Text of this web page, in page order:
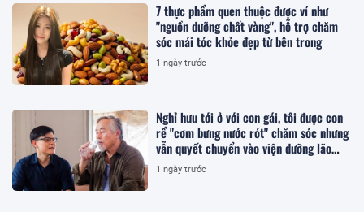
7 thực phẩm quen thuộc được ví như
"nguồn dưỡng chất vàng", hỗ trợ chăm
sóc mái tóc khỏe đẹp từ bên trong
1 ngày trước
Nghỉ hưu tới ở với con gái, tôi được con
rể "cơm bưng nước rót" chăm sóc nhưng
vẫn quyết chuyển vào viện dưỡng lão
sống
1 ngày trước